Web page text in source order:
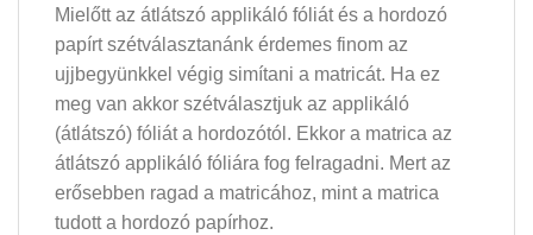
Mielőtt az átlátszó applikáló fóliát és a hordozó
papírt szétválasztanánk érdemes finom az
ujjbegyünkkel végig simítani a matricát. Ha ez
meg van akkor szétválasztjuk az applikáló
(átlátszó) fóliát a hordozótól. Ekkor a matrica az
átlátszó applikáló fóliára fog felragadni. Mert az
erősebben ragad a matricához, mint a matrica
tudott a hordozó papírhoz.